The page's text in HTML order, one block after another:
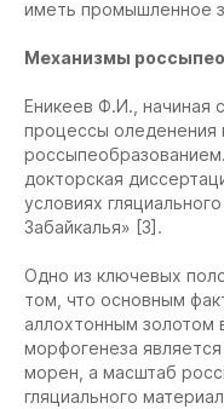
иметь промышленное
Механизмы
Еникеев Ф.И., начиная
процессы оледенения
докторская
условиях
Забайкалья» [3].
Одно из ключевых
том, что основным
аллохтонным золотом
морфогенеза
морен, а масштаб
гляциального